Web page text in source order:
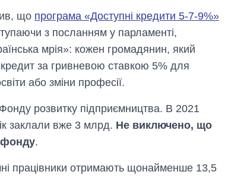
що програма «Доступні кредити 5-7-9%»
з посланням у парламенті,
мрія»: кожен громадянин, який
за гривневою ставкою 5% для
або зміни професії.
розвитку підприємництва. В 2021
заклали вже 3 млрд. Не виключено, що
фонду.
працівники отримають щонайменше 13,5